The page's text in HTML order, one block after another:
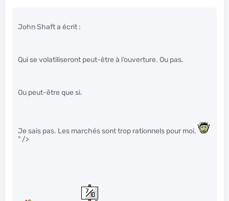
John Shaft a écrit :
Qui se volatiliseront peut-être à l’ouverture. Ou pas.
Ou peut-être que si.
Je sais pas. Les marchés sont trop rationnels pour moi.
" />